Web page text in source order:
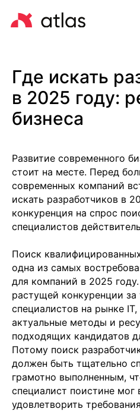
Где искать
в 2025 году:
бизнеса
Развитие современного
стоит на месте. Перед
современных компаний
искать разработчиков в
конкуренция на спрос
специалистов
Поиск
одна из самых
для компаний в 2025
растущей конкуренции за
специалистов на рынке
актуальные методы и
подходящих кандидатов
Потому поиск
должен быть тщательно
грамотно выполненным,
специалист поистине мог
удовлетворить